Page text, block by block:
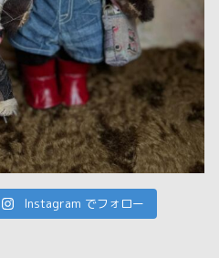
Instagram でフォロー